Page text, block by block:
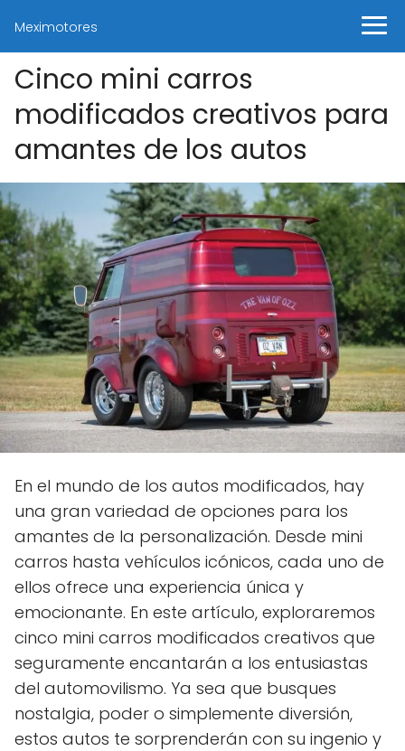
Meximotores
Cinco mini carros
modificados creativos para
amantes de los autos
En el mundo de los autos modificados, hay
una gran variedad de opciones para los
amantes de la personalización. Desde mini
carros hasta vehículos icónicos, cada uno de
ellos ofrece una experiencia única y
emocionante. En este artículo, exploraremos
cinco mini carros modificados creativos que
seguramente encantarán a los entusiastas
del automovilismo. Ya sea que busques
nostalgia, poder o simplemente diversión,
estos autos te sorprenderán con su ingenio y